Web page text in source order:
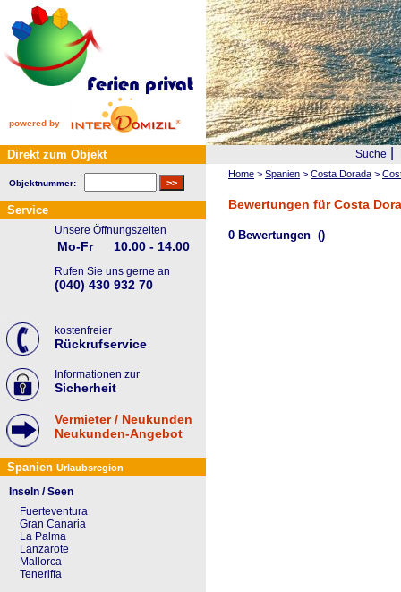
powered by
Suche
Home > Spanien > Costa Dorada >
Bewertungen für Costa
0 Bewertungen ()
Direkt zum Objekt
Objektnummer:
Service
Unsere Öffnungszeiten
Mo-Fr 10.00 - 14.00
Rufen Sie uns gerne an
(040) 430 932 70
kostenfreier
Rückrufservice
Informationen zur
Sicherheit
Vermieter / Neukunden
Neukunden-Angebot
Spanien Urlaubsregion
Inseln / Seen
Fuerteventura
Gran Canaria
La Palma
Lanzarote
Mallorca
Teneriffa